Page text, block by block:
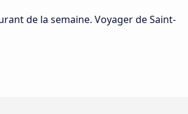
de la semaine. Voyager de Saint-